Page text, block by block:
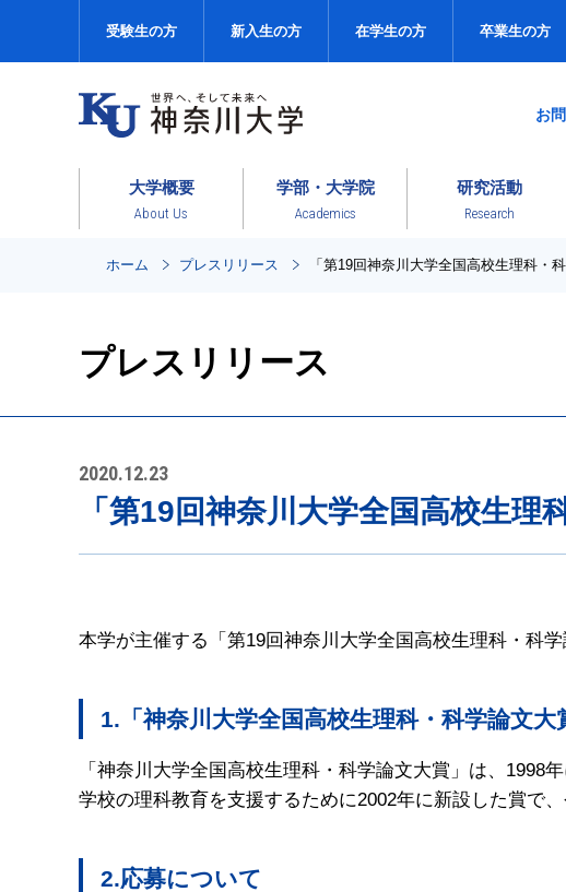
受験生の方 新入生の方 在学生の方 卒業生の方
お
大学概要
About Us
学部・大学院
Academics
研究活動
Research
ホーム プレスリリース 「第19回神奈川大学全国高校生理科・
プレスリリース
2020.12.23
「第19回神奈川大学全国高校生
本学が主催する「第19回神奈川大学全国高校生理科・科
1.「神奈川大学全国高校生理科・科学論文
「神奈川大学全国高校生理科・科学論文大賞」は、
学校の理科教育を支援するために2002年に新設した賞で、
2.応募について